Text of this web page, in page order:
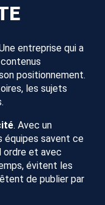
entreprise qui a
positionnement.
les sujets
. Avec un
équipes savent ce
ordre et avec
évitent les
de publier par